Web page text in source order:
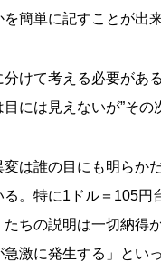
簡単に記すことが出
けて考える必要があ
には見えないが”そ
変は誰の目にも明ら
。特に1ドル＝105
ちの説明は一切納得
急激に発生する」と